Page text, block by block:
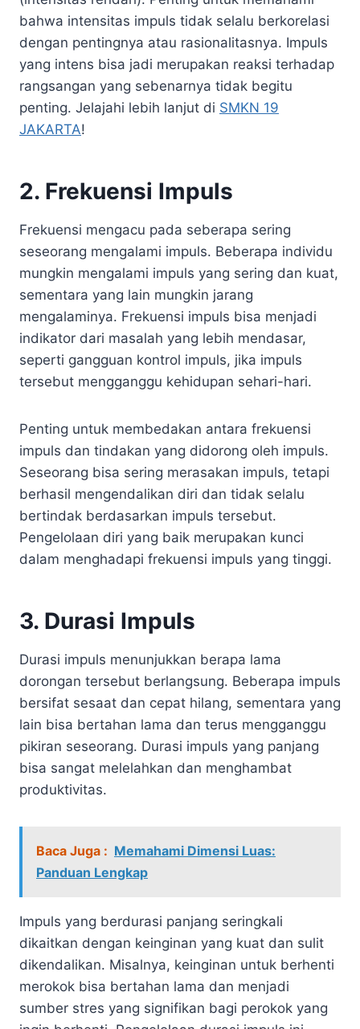
bahwa intensitas impuls tidak selalu berkorelasi
dengan pentingnya atau rasionalitasnya. Impuls
yang intens bisa jadi merupakan reaksi terhadap
rangsangan yang sebenarnya tidak begitu
penting. Jelajahi lebih lanjut di SMKN 19
JAKARTA!
2. Frekuensi Impuls
Frekuensi mengacu pada seberapa sering
seseorang mengalami impuls. Beberapa individu
mungkin mengalami impuls yang sering dan kuat,
sementara yang lain mungkin jarang
mengalaminya. Frekuensi impuls bisa menjadi
indikator dari masalah yang lebih mendasar,
seperti gangguan kontrol impuls, jika impuls
tersebut mengganggu kehidupan sehari-hari.
Penting untuk membedakan antara frekuensi
impuls dan tindakan yang didorong oleh impuls.
Seseorang bisa sering merasakan impuls, tetapi
berhasil mengendalikan diri dan tidak selalu
bertindak berdasarkan impuls tersebut.
Pengelolaan diri yang baik merupakan kunci
dalam menghadapi frekuensi impuls yang tinggi.
3. Durasi Impuls
Durasi impuls menunjukkan berapa lama
dorongan tersebut berlangsung. Beberapa impuls
bersifat sesaat dan cepat hilang, sementara yang
lain bisa bertahan lama dan terus mengganggu
pikiran seseorang. Durasi impuls yang panjang
bisa sangat melelahkan dan menghambat
produktivitas.
Baca Juga : Memahami Dimensi Luas:
Panduan Lengkap
Impuls yang berdurasi panjang seringkali
dikaitkan dengan keinginan yang kuat dan sulit
dikendalikan. Misalnya, keinginan untuk berhenti
merokok bisa bertahan lama dan menjadi
sumber stres yang signifikan bagi perokok yang